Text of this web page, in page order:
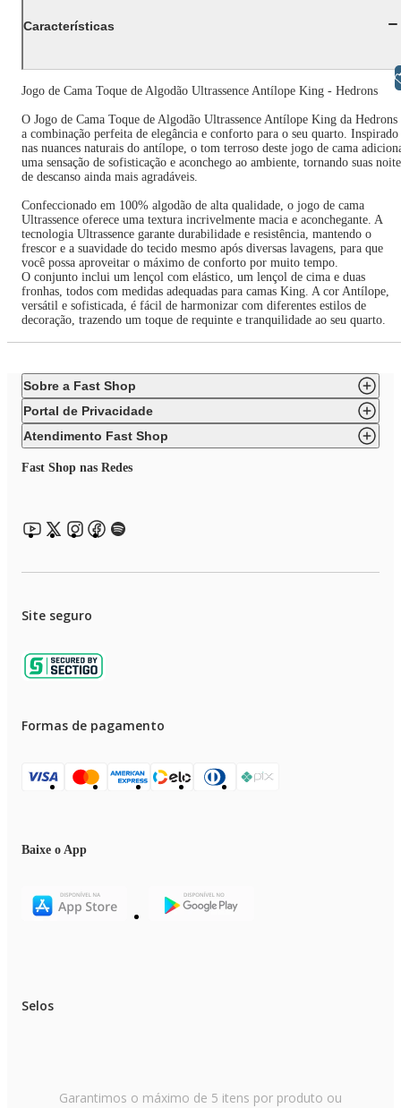
Características
Jogo de Cama Toque de Algodão Ultrassence Antílope King - Hedrons
O Jogo de Cama Toque de Algodão Ultrassence Antílope King da Hedrons
a combinação perfeita de elegância e conforto para o seu quarto. Inspirado
nas nuances naturais do antílope, o tom terroso deste jogo de cama
uma sensação de sofisticação e aconchego ao ambiente, tornando suas
de descanso ainda mais agradáveis.
Confeccionado em 100% algodão de alta qualidade, o jogo de cama
Ultrassence oferece uma textura incrivelmente macia e aconchegante. A
tecnologia Ultrassence garante durabilidade e resistência, mantendo o
frescor e a suavidade do tecido mesmo após diversas lavagens, para que
você possa aproveitar o máximo de conforto por muito tempo.
O conjunto inclui um lençol com elástico, um lençol de cima e duas
fronhas, todos com medidas adequadas para camas King. A cor Antílope,
versátil e sofisticada, é fácil de harmonizar com diferentes estilos de
decoração, trazendo um toque de requinte e tranquilidade ao seu quarto.
Sobre a Fast Shop
Portal de Privacidade
Atendimento Fast Shop
Fast Shop nas Redes
Site seguro
Formas de pagamento
Baixe o App
Selos
Garantimos o máximo de 5 itens por produto ou